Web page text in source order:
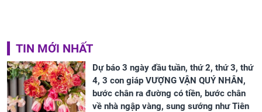
TIN MỚI NHẤT
Dự báo 3 ngày đầu tuần, thứ 2, thứ 3, thứ
4, 3 con giáp VƯỢNG VẬN QUÝ NHÂN,
bước chân ra đường có tiền, bước chân
về nhà ngập vàng, sung sướng như Tiên